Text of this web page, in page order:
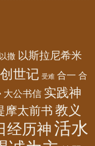
以撒 以斯拉尼希米
创世记 受难 合一 合
大公书信 实践神
摩太前书 教义
经历神活水